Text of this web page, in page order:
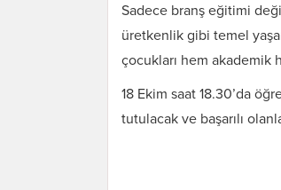
Sadece branş eğitimi
üretkenlik gibi temel
çocukları hem akademik
18 Ekim saat 18.30’da
tutulacak ve başarılı